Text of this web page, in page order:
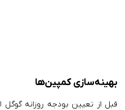
بهینه‌سازی کمپین‌ها
قبل از تعیین بودجه روزانه گوگل